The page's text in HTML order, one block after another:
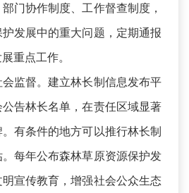
门协作制度、工作督查制度，
发展中的重大问题，定期通报
重点工作。
会监督。建立林长制信息发布平
告林长名单，在责任区域显著
有条件的地方可以推行林长制
每年公布森林草原资源保护发
宣传教育，增强社会公众生态